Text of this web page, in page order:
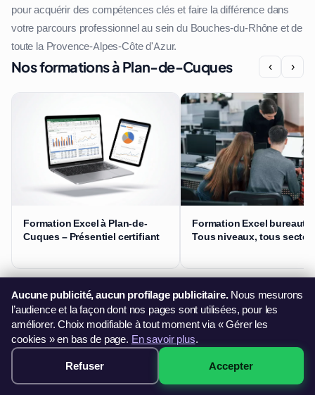
pour acquérir des compétences clés et faire la différence dans
votre parcours professionnel au sein du Bouches-du-Rhône et de
toute la Provence-Alpes-Côte d'Azur.
Nos formations à Plan-de-Cuques ‹ ›
Formation Excel à Plan-de-
Cuques – Présentiel certifiant
Formation Excel
Tous niveaux, tous
Questions fréquentes
Pourquoi suivre une formation Excel à Plan-de-
Cuques ?
Que vous soyez en reconversion ou en montée de compétences,
Plan-de-Cuques et le Bouches-du-Rhône offrent un environnement
299€ · Voir les sessions →
Aucune publicité, aucun profilage publicitaire.Nous mesurons
l’audience et la façon dont nos pages sont utilisées, pour les
améliorer. Choix modifiable à tout moment via « Gérer les
cookies » en bas de page. En savoir plus.
Refuser Accepter